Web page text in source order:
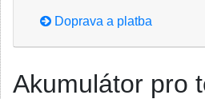
Doprava a platba
Akumulátor pro